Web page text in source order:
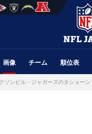
画像 チーム 順位表
ンビル・ジャガーズのタショーン